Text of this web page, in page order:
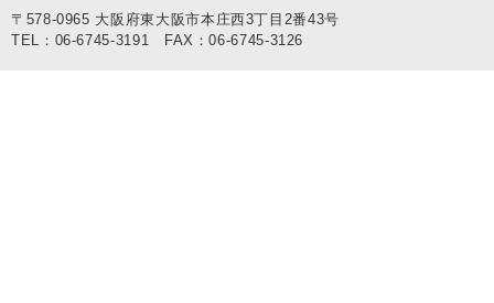
〒578-0965 大阪府東大阪市本庄西3丁目2番43号
TEL：06-6745-3191 FAX：06-6745-3126